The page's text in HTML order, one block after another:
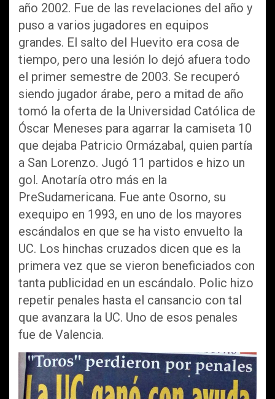
año 2002. Fue de las revelaciones del año y
puso a varios jugadores en equipos
grandes. El salto del Huevito era cosa de
tiempo, pero una lesión lo dejó afuera todo
el primer semestre de 2003. Se recuperó
siendo jugador árabe, pero a mitad de año
tomó la oferta de la Universidad Católica de
Óscar Meneses para agarrar la camiseta 10
que dejaba Patricio Ormázabal, quien partía
a San Lorenzo. Jugó 11 partidos e hizo un
gol. Anotaría otro más en la
PreSudamericana. Fue ante Osorno, su
exequipo en 1993, en uno de los mayores
escándalos en que se ha visto envuelto la
UC. Los hinchas cruzados dicen que es la
primera vez que se vieron beneficiados con
tanta publicidad en un escándalo. Polic hizo
repetir penales hasta el cansancio con tal
que avanzara la UC. Uno de esos penales
fue de Valencia.